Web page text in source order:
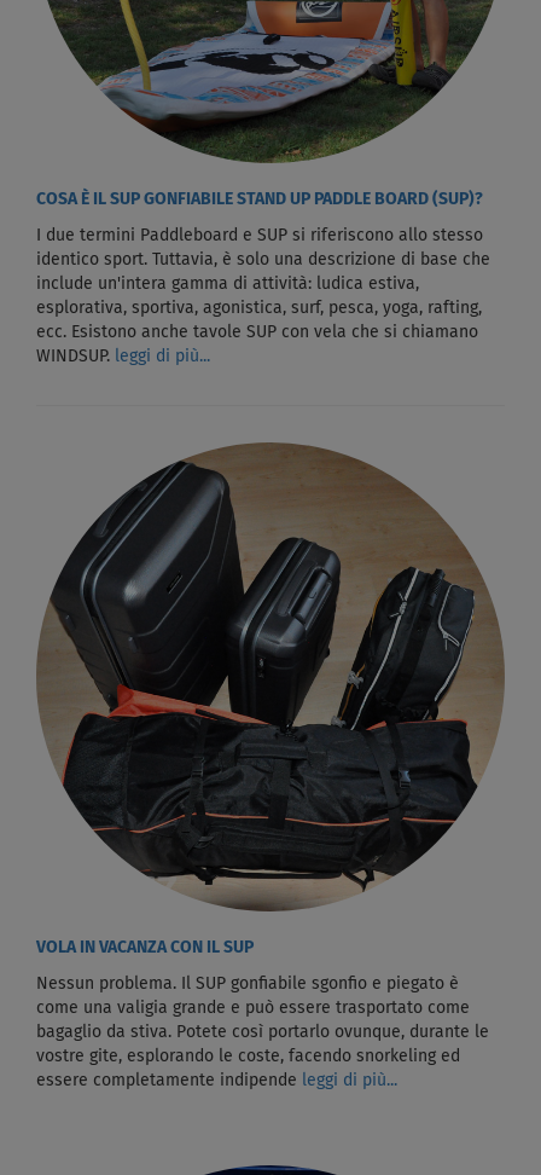
COSA È IL SUP GONFIABILE STAND UP PADDLE BOARD (SUP)?
I due termini Paddleboard e SUP si riferiscono allo stesso
identico sport. Tuttavia, è solo una descrizione di base che
include un'intera gamma di attività: ludica estiva,
esplorativa, sportiva, agonistica, surf, pesca, yoga, rafting,
ecc. Esistono anche tavole SUP con vela che si chiamano
WINDSUP.
leggi di più...
VOLA IN VACANZA CON IL SUP
Nessun problema. Il SUP gonfiabile sgonfio e piegato è
come una valigia grande e può essere trasportato come
bagaglio da stiva. Potete così portarlo ovunque, durante le
vostre gite, esplorando le coste, facendo snorkeling ed
essere completamente indipende
leggi di più...